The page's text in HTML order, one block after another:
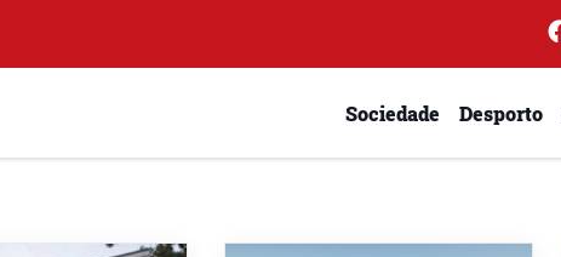
Sociedade Desporto